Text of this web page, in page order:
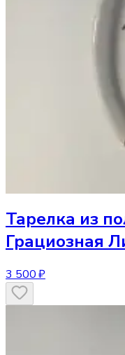
Тарелка из
Грациозная
3 500 ₽